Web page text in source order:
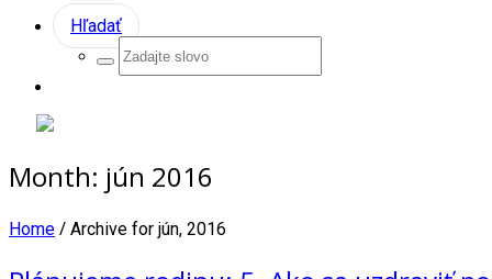
Hľadať
Month: jún 2016
Home / Archive for jún, 2016